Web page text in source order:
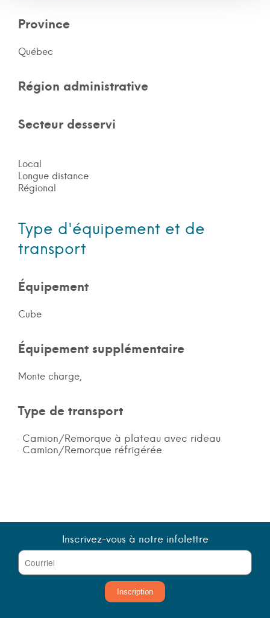
Province
Québec
Région administrative
Secteur desservi
Local
Longue distance
Régional
Type d'équipement et de
transport
Équipement
Cube
Équipement supplémentaire
Monte charge,
Type de transport
Camion/Remorque à plateau avec rideau
Camion/Remorque réfrigérée
Inscrivez-vous à notre infolettre
Inscription